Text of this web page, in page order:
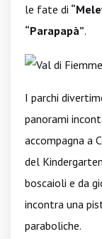
le fate di
“Parapapà”.
I parchi
panorami
accompagna a
del
boscaioli e da
incontra una
paraboliche.